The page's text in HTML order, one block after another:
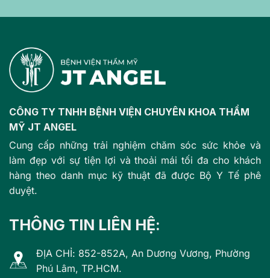
CÔNG TY TNHH BỆNH VIỆN CHUYÊN KHOA THẨM
MỸ JT ANGEL
Cung cấp những trải nghiệm chăm sóc sức khỏe và
làm đẹp với sự tiện lợi và thoải mái tối đa cho khách
hàng theo danh mục kỹ thuật đã được Bộ Y Tế phê
duyệt.
THÔNG TIN LIÊN HỆ:
ĐỊA CHỈ: 852-852A, An Dương Vương, Phường
Phú Lâm, TP.HCM.